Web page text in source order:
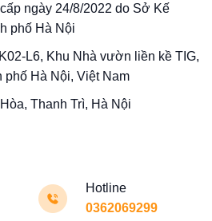
ngày 24/8/2022 do Sở Kế
phố Hà Nội
L6, Khu Nhà vườn liền kề TIG,
phố Hà Nội, Việt Nam
Thanh Trì, Hà Nội
Hotline
0362069299